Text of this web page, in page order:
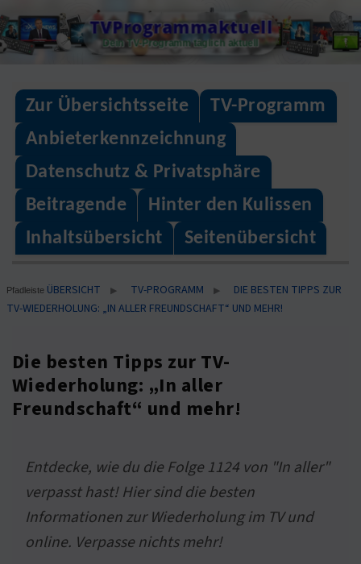
Skip
to
TVProgrammaktuell
Dein TV-Programm täglich aktuell
Zur Übersichtsseite
TV-Programm
Anbieterkennzeichnung
Datenschutz & Privatsphäre
Beitragende
Hinter den Kulissen
Inhaltsübersicht
Seitenübersicht
Pfadleiste ÜBERSICHT ▶ TV-PROGRAMM ▶
DIE BESTEN TIPPS ZUR
TV-WIEDERHOLUNG: „IN ALLER FREUNDSCHAFT“ UND MEHR!
Die besten Tipps zur TV-
Wiederholung: „In aller
Freundschaft“ und mehr!
Entdecke, wie du die Folge 1124 von "In aller"
verpasst hast! Hier sind die besten
Informationen zur Wiederholung im TV und
online. Verpasse nichts mehr!